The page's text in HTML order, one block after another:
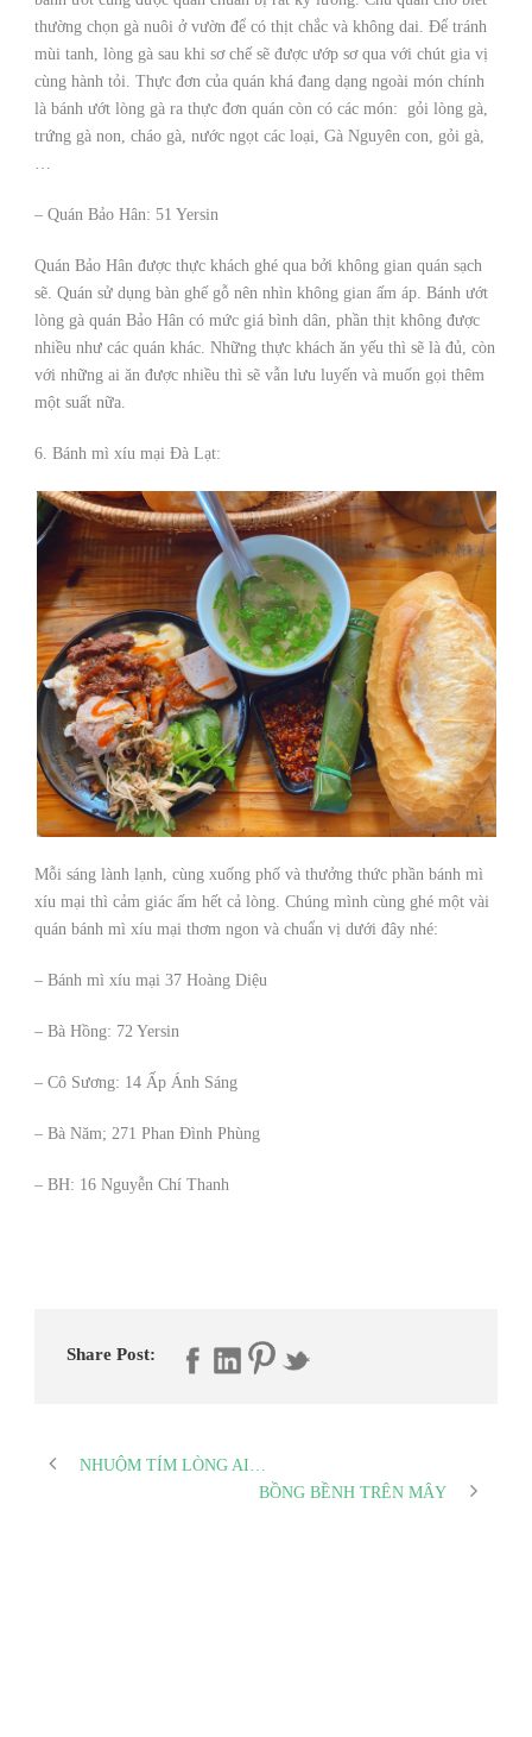
thường chọn gà nuôi ở vườn để có thịt chắc và không dai. Để tránh
mùi tanh, lòng gà sau khi sơ chế sẽ được ướp sơ qua với chút gia vị
cùng hành tỏi. Thực đơn của quán khá đang dạng ngoài món chính
là bánh ướt lòng gà ra thực đơn quán còn có các món: gỏi lòng gà,
trứng gà non, cháo gà, nước ngọt các loại, Gà Nguyên con, gỏi gà,
…
– Quán Bảo Hân: 51 Yersin
Quán Bảo Hân được thực khách ghé qua bởi không gian quán sạch
sẽ. Quán sử dụng bàn ghế gỗ nên nhìn không gian ấm áp. Bánh ướt
lòng gà quán Bảo Hân có mức giá bình dân, phần thịt không được
nhiều như các quán khác. Những thực khách ăn yếu thì sẽ là đủ, còn
với những ai ăn được nhiều thì sẽ vẫn lưu luyến và muốn gọi thêm
một suất nữa.
6. Bánh mì xíu mại Đà Lạt:
Mỗi sáng lành lạnh, cùng xuống phố và thưởng thức phần bánh mì
xíu mại thì cảm giác ấm hết cả lòng. Chúng mình cùng ghé một vài
quán bánh mì xíu mại thơm ngon và chuẩn vị dưới đây nhé:
– Bánh mì xíu mại 37 Hoàng Diệu
– Bà Hồng: 72 Yersin
– Cô Sương: 14 Ấp Ánh Sáng
– Bà Năm; 271 Phan Đình Phùng
– BH: 16 Nguyễn Chí Thanh
Share Post:
NHUỘM TÍM LÒNG AI…
BỒNG BỀNH TRÊN MÂY